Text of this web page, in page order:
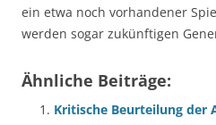
ein etwa noch vorhandener
werden sogar zukünftigen
Ähnliche Beiträge:
Kritische Beurteilung der